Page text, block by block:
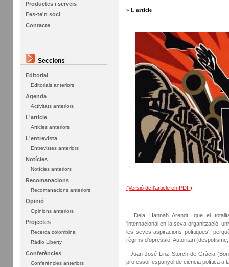
Productes i serveis
Fes-te'n soci
Contacte
Seccions
Editorial
Editorials anteriors
Agenda
Activitats anteriors
L'article
Articles anteriors
L'entrevista
Entrevistes anteriors
Notícies
Notícies anteriors
Recomanacions
Recomanacions anteriors
Opinió
Opinions anteriors
Projectes
Recerca colombina
Ràdio Liberty
Conferències
Conferències anteriors
» L'article
(Versió de l'article en PDF)
Deia Hannah Arendt, que el
'internacional en la seva organització,
les seves aspiracions polítiques',
règims d’opressió: Autoritari
Juan José Linz Storch de Gràcia
professor espanyol de ciència política a